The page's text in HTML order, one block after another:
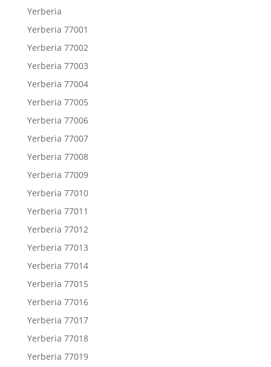
Yerberia
Yerberia 77001
Yerberia 77002
Yerberia 77003
Yerberia 77004
Yerberia 77005
Yerberia 77006
Yerberia 77007
Yerberia 77008
Yerberia 77009
Yerberia 77010
Yerberia 77011
Yerberia 77012
Yerberia 77013
Yerberia 77014
Yerberia 77015
Yerberia 77016
Yerberia 77017
Yerberia 77018
Yerberia 77019